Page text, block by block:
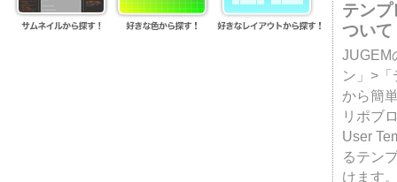
テン
ついて
JUGEM
ン」>
から簡
リポブ
User
るテン
けます